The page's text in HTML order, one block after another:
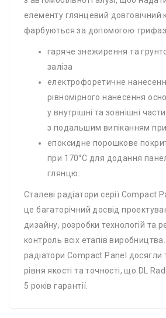
елементу глянцевий довговічний
фарбуються за допомогою
гаряче знежирення та
заліза
електрофоретичне
рівномірного нанесення
у внутрішні та зовнішні
з подальшим випіканням при
епоксидне порошкове
при 170°C для додання
глянцю.
Сталеві радіатори серії Compact
це багаторічний досвід
дизайну, розробки технологій та
контроль всіх етапів
радіатори Compact Panel досягли
рівня якості та точності, що DL
5 років гарантії.